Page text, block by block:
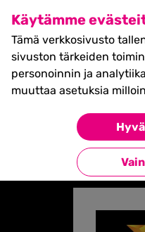
Käytämme
Tämä verkkosivusto
sivuston tärkeiden
personoinnin ja
muuttaa asetuksia
SHIFT
27.5.2027,
myynnissä
Partners»